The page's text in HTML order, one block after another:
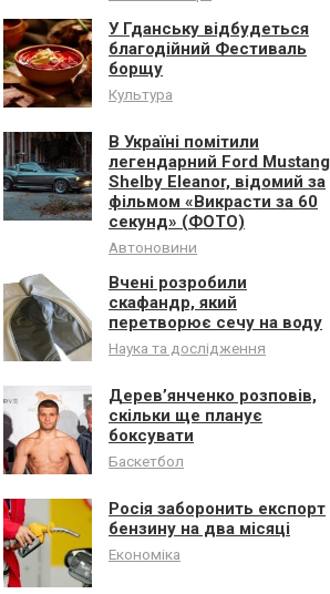
У Гданську відбудеться
благодійний Фестиваль
борщу
Культура
В Україні помітили
легендарний Ford Mustang
Shelby Eleanor, відомий за
фільмом «Викрасти за 60
секунд» (ФОТО)
Автоновини
Вчені розробили
скафандр, який
перетворює сечу на воду
Наука та дослідження
Дерев’янченко розповів,
скільки ще планує
боксувати
Баскетбол
Росія заборонить експорт
бензину на два місяці
Економіка